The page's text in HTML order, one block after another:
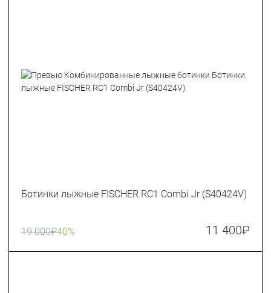
Ботинки лыжные FISCHER RC1 Combi Jr (S40424V)
19 000₽40% 11 400₽